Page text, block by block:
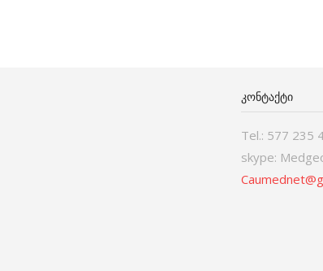
ᲙᲝᲜᲢᲐᲥᲢᲘ
Tel.: 577 235
skype: